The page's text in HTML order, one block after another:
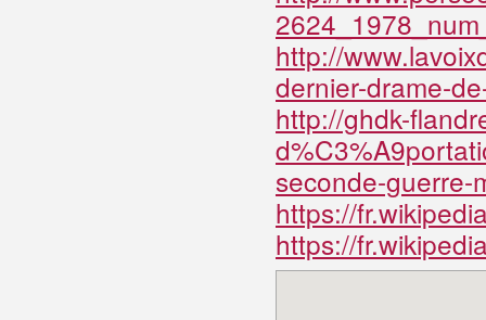
http://
dernier-drame-
http://ghdk-
seconde-guerre-
https://
https://